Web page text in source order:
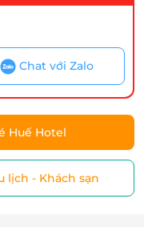
Chat với Zalo
Huế Hotel
lịch - Khách sạn